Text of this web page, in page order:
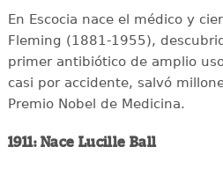
En Escocia nace el médico y
Fleming (1881-1955),
primer antibiótico de amplio
casi por accidente, salvó
Premio Nobel de Medicina.
1911: Nace Lucille Ball